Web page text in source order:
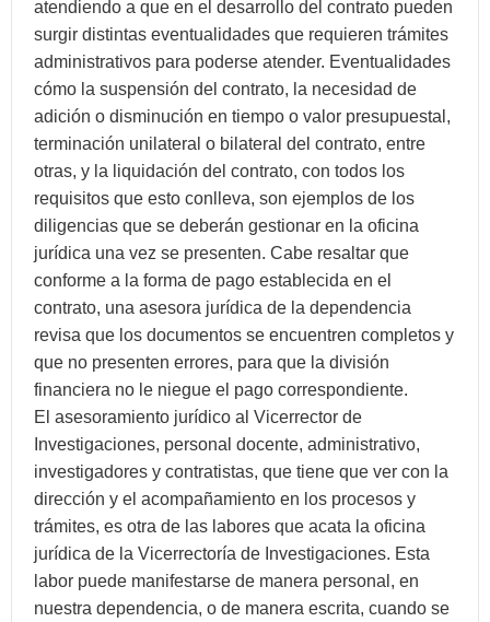
atendiendo a que en el desarrollo del contrato pueden
surgir distintas eventualidades que requieren trámites
administrativos para poderse atender. Eventualidades
cómo la suspensión del contrato, la necesidad de
adición o disminución en tiempo o valor presupuestal,
terminación unilateral o bilateral del contrato, entre
otras, y la liquidación del contrato, con todos los
requisitos que esto conlleva, son ejemplos de los
diligencias que se deberán gestionar en la oficina
jurídica una vez se presenten. Cabe resaltar que
conforme a la forma de pago establecida en el
contrato, una asesora jurídica de la dependencia
revisa que los documentos se encuentren completos y
que no presenten errores, para que la división
financiera no le niegue el pago correspondiente.
El asesoramiento jurídico al Vicerrector de
Investigaciones, personal docente, administrativo,
investigadores y contratistas, que tiene que ver con la
dirección y el acompañamiento en los procesos y
trámites, es otra de las labores que acata la oficina
jurídica de la Vicerrectoría de Investigaciones. Esta
labor puede manifestarse de manera personal, en
nuestra dependencia, o de manera escrita, cuando se